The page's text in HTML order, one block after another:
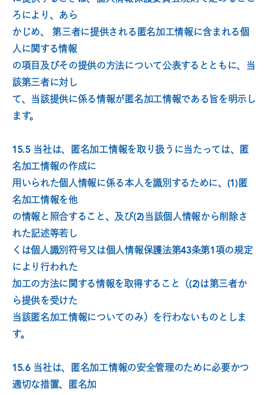
ろにより、あら
かじめ、 第三者に提供される匿名加工情報に含まれる個
人に関する情報
の項目及びその提供の方法について公表するとともに、当
該第三者に対し
て、当該提供に係る情報が匿名加工情報である旨を明示し
ます。
15.5 当社は、匿名加工情報を取り扱うに当たっては、匿
名加工情報の作成に
用いられた個人情報に係る本人を識別するために、(1)匿
名加工情報を他
の情報と照合すること、及び(2)当該個人情報から削除さ
れた記述等若し
くは個人識別符号又は個人情報保護法第43条第1項の規定
により行われた
加工の方法に関する情報を取得すること（(2)は第三者か
ら提供を受けた
当該匿名加工情報についてのみ）を行わないものとしま
す。
15.6 当社は、匿名加工情報の安全管理のために必要かつ
適切な措置、匿名加